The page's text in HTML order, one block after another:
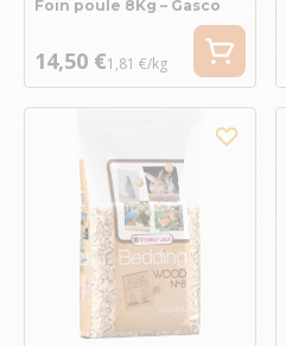
Foin poule 8Kg – Gasco
14,50 €1,81 €/kg